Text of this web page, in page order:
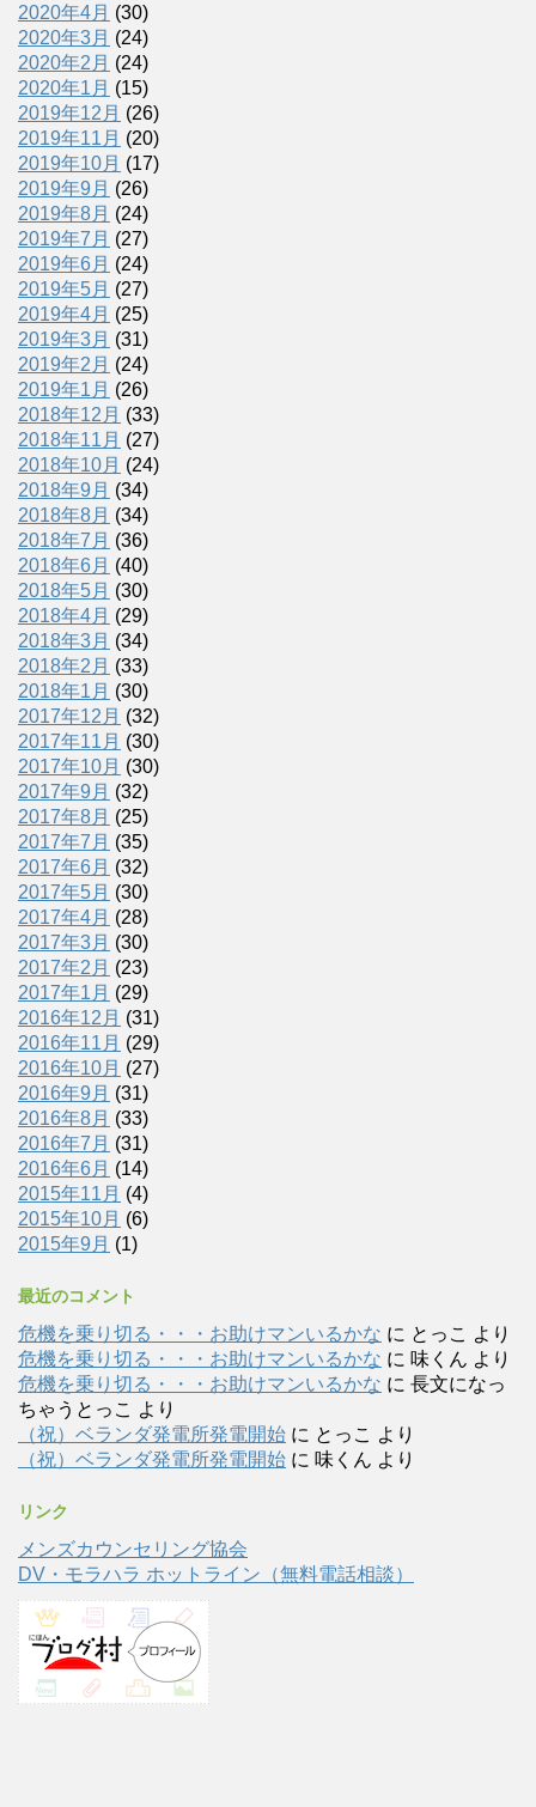
2020年4月 (30)
2020年3月 (24)
2020年2月 (24)
2020年1月 (15)
2019年12月 (26)
2019年11月 (20)
2019年10月 (17)
2019年9月 (26)
2019年8月 (24)
2019年7月 (27)
2019年6月 (24)
2019年5月 (27)
2019年4月 (25)
2019年3月 (31)
2019年2月 (24)
2019年1月 (26)
2018年12月 (33)
2018年11月 (27)
2018年10月 (24)
2018年9月 (34)
2018年8月 (34)
2018年7月 (36)
2018年6月 (40)
2018年5月 (30)
2018年4月 (29)
2018年3月 (34)
2018年2月 (33)
2018年1月 (30)
2017年12月 (32)
2017年11月 (30)
2017年10月 (30)
2017年9月 (32)
2017年8月 (25)
2017年7月 (35)
2017年6月 (32)
2017年5月 (30)
2017年4月 (28)
2017年3月 (30)
2017年2月 (23)
2017年1月 (29)
2016年12月 (31)
2016年11月 (29)
2016年10月 (27)
2016年9月 (31)
2016年8月 (33)
2016年7月 (31)
2016年6月 (14)
2015年11月 (4)
2015年10月 (6)
2015年9月 (1)
最近のコメント
危機を乗り切る・・・お助けマンいるかな に とっこ より
危機を乗り切る・・・お助けマンいるかな に 味くん より
危機を乗り切る・・・お助けマンいるかな に 長文になっ
ちゃうとっこ より
（祝）ベランダ発電所発電開始 に とっこ より
（祝）ベランダ発電所発電開始 に 味くん より
リンク
メンズカウンセリング協会
DV・モラハラ ホットライン（無料電話相談）